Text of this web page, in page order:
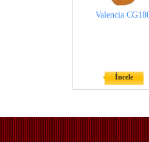
Valencia
İncele